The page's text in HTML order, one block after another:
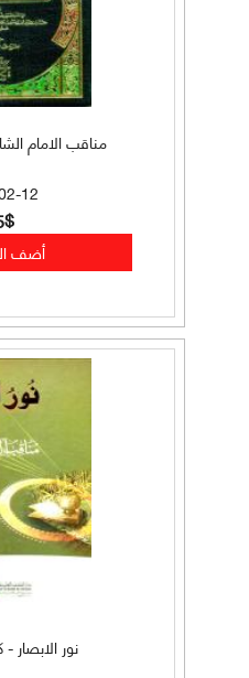
مناقب الامام
12
نور الابصار